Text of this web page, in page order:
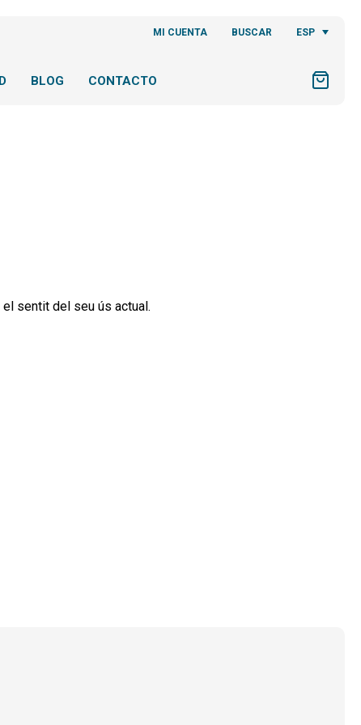
MI CUENTA BUSCAR ESP
BLOG CONTACTO
sentit del seu ús actual.